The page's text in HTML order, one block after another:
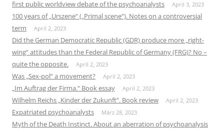
first public worldview debate of the psychoanalysts
April 3, 2023
100 years of „Urszene“ („Primal scene“). Notes on a controversial
term
April 2, 2023
Did the German Democratic Republic (GDR) produce more „right-
wing“ attitudes than the Federal Republic of Germany (FRG)? No –
quite the opposite.
April 2, 2023
Was „Sex-pol“ a movement? April 2, 2023
„Im Auftrag der Firma.“ Book essay April 2, 2023
Wilhelm Reichs „Kinder der Zukunft“. Book review April 2, 2023
Expatriated psychoanalysts März 28, 2023
Myth of the Death Instinct. About an aberration of psychoanalysis